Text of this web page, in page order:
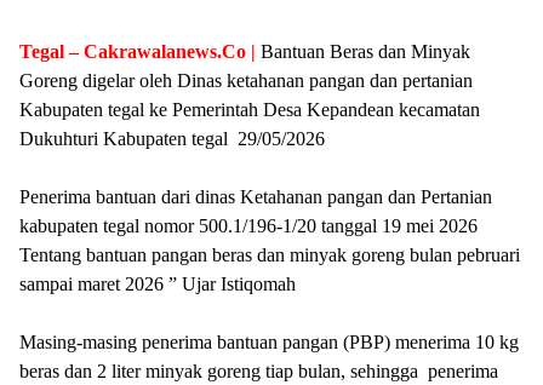
Tegal – Cakrawalanews.Co | Bantuan Beras dan Minyak
Goreng digelar oleh Dinas ketahanan pangan dan pertanian
Kabupaten tegal ke Pemerintah Desa Kepandean kecamatan
Dukuhturi Kabupaten tegal 29/05/2026
Penerima bantuan dari dinas Ketahanan pangan dan Pertanian
kabupaten tegal nomor 500.1/196-1/20 tanggal 19 mei 2026
Tentang bantuan pangan beras dan minyak goreng bulan pebruari
sampai maret 2026 ” Ujar Istiqomah
Masing-masing penerima bantuan pangan (PBP) menerima 10 kg
beras dan 2 liter minyak goreng tiap bulan, sehingga penerima